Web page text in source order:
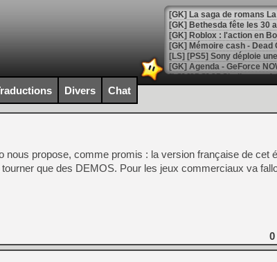
[GK] Bethesda fête les 30
[GK] Roblox : l'action en
[GK] Agenda - GeForce
[GK] Devolver Digital en a
[LS] [PS5] ps5-y2jb-
[GK] Pourquoi Marvel
[GK] Test : Restory : Chill
[GK] GTA 6 : Rockstar
[GK] Hot Wheels Infinite
[GK] Mémoire cash -
[GK] Résultats Nintendo :
[GK] Déjà des
[GK] Minecraft et ses «
[GK] Beast of
[GK] Ubisoft : fin de partie
Divers Chat
nous propose, comme promis : la version française de cet
que des DEMOS. Pour les jeux commerciaux va
0